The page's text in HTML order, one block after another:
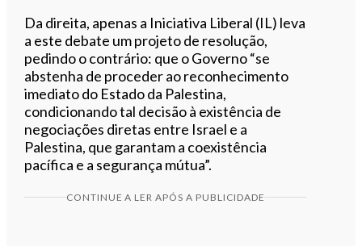
Da direita, apenas a Iniciativa Liberal (IL) leva
a este debate um projeto de resolução,
pedindo o contrário: que o Governo “se
abstenha de proceder ao reconhecimento
imediato do Estado da Palestina,
condicionando tal decisão à existência de
negociações diretas entre Israel e a
Palestina, que garantam a coexistência
pacífica e a segurança mútua”.
CONTINUE A LER APÓS A PUBLICIDADE